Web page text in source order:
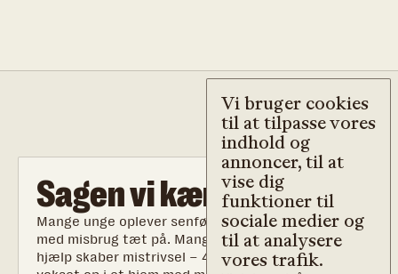
Sagen vi kæmper for
Mange unge oplever senfølger af deres opvækst
med misbrug tæt på. Manglende anerkendelse og
hjælp skaber mistrivsel – 40% af børn, som er
Vi bruger cookies
til at tilpasse vores
indhold og
annoncer, til at
vise dig
funktioner til
sociale medier og
til at analysere
vores trafik.